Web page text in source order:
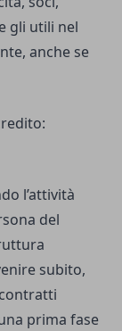
gli utili nel
anche se
l’attività
del
subito,
prima fase